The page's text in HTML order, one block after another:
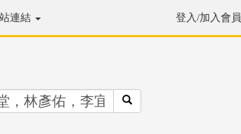
連結 登入/加入會員